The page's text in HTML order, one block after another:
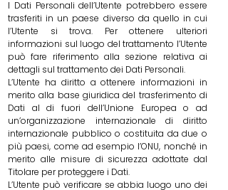
I Dati Personali dell’Utente potrebbero essere
trasferiti in un paese diverso da quello in cui
l’Utente si trova. Per ottenere ulteriori
informazioni sul luogo del trattamento l’Utente
può fare riferimento alla sezione relativa ai
dettagli sul trattamento dei Dati Personali.
L’Utente ha diritto a ottenere informazioni in
merito alla base giuridica del trasferimento di
Dati al di fuori dell’Unione Europea o ad
un’organizzazione internazionale di diritto
internazionale pubblico o costituita da due o
più paesi, come ad esempio l’ONU, nonché in
merito alle misure di sicurezza adottate dal
Titolare per proteggere i Dati.
L’Utente può verificare se abbia luogo uno dei